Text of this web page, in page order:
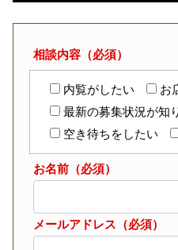
相談内容（必須）
内覧がしたい
お
最新の募集状況が知
空き待ちをしたい
お名前（必須）
メールアドレス（必須）